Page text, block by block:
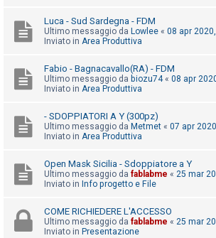
e
n
a
r
p
t
a
Luca - Sud Sardegna - FDM
Ultimo messaggio da Lowlee « 08 apr
Inviato in Area Produttiva
Fabio - Bagnacavallo(RA) - FDM
Ultimo messaggio da biozu74« 08 apr
Inviato in Area Produttiva
- SDOPPIATORI A Y (300pz)
Ultimo messaggio da Metmet « 07 apr
Inviato in Area Produttiva
Open Mask Sicilia - Sdoppiatore a Y
Ultimo messaggio da fablabme « 25 mar
Inviato in Info progetto e File
COME RICHIEDERE L'ACCESSO
Ultimo messaggio da fablabme « 25 mar
Inviato in Presentazione